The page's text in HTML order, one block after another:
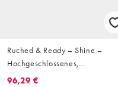
Ruched & Ready – Shine –
Hochgeschlossenes,
langärmliges Minikleid in Silber
96,29 €